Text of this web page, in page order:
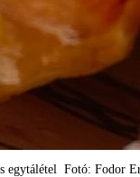
egytálétel Fotó: Fodor